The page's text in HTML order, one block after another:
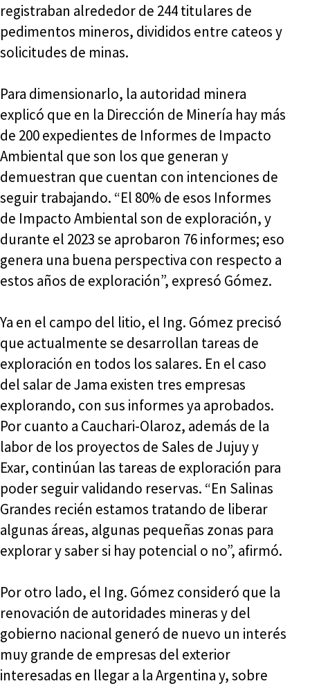
registraban alrededor de 244 titulares de
pedimentos mineros, divididos entre cateos y
solicitudes de minas.
Para dimensionarlo, la autoridad minera
explicó que en la Dirección de Minería hay más
de 200 expedientes de Informes de Impacto
Ambiental que son los que generan y
demuestran que cuentan con intenciones de
seguir trabajando. “El 80% de esos Informes
de Impacto Ambiental son de exploración, y
durante el 2023 se aprobaron 76 informes; eso
genera una buena perspectiva con respecto a
estos años de exploración”, expresó Gómez.
Ya en el campo del litio, el Ing. Gómez precisó
que actualmente se desarrollan tareas de
exploración en todos los salares. En el caso
del salar de Jama existen tres empresas
explorando, con sus informes ya aprobados.
Por cuanto a Cauchari-Olaroz, además de la
labor de los proyectos de Sales de Jujuy y
Exar, continúan las tareas de exploración para
poder seguir validando reservas. “En Salinas
Grandes recién estamos tratando de liberar
algunas áreas, algunas pequeñas zonas para
explorar y saber si hay potencial o no”, afirmó.
Por otro lado, el Ing. Gómez consideró que la
renovación de autoridades mineras y del
gobierno nacional generó de nuevo un interés
muy grande de empresas del exterior
interesadas en llegar a la Argentina y, sobre